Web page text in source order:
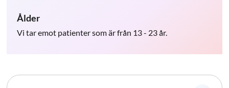
Ålder
Vi tar emot patienter som är från 13 - 23 år.